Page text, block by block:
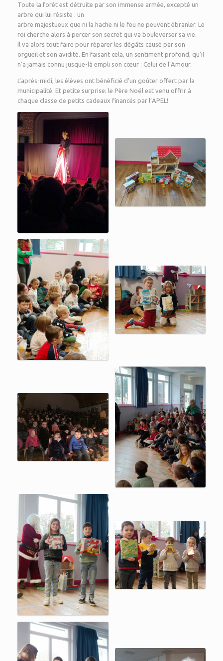
Toute la forêt est détruite par son immense armée, excepté un
arbre qui lui résiste : un
arbre majestueux que ni la hache ni le feu ne peuvent ébranler. Le
roi cherche alors à percer son secret qui va bouleverser sa vie.
Il va alors tout faire pour réparer les dégâts causé par son
orgueil et son avidité. En faisant cela, un sentiment profond, qu’il
n’a jamais connu jusque-là empli son cœur : Celui de l’Amour.
L’après-midi, les élèves ont bénéficié d’un goûter offert par la
municipalité. Et petite surprise: le Père Noël est venu offrir à
chaque classe de petits cadeaux financés par l’APEL!